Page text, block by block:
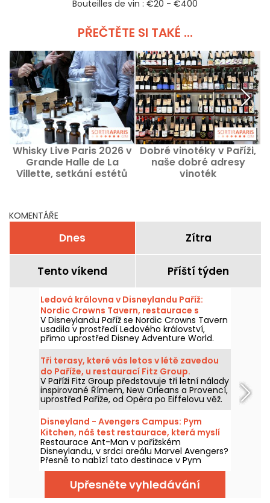
Bouteilles de vin : €20 - €400
PŘEČTĚTE SI TAKÉ ...
Whisky Live Paris 2026 v
Grande Halle de La
Villette, setkání estétů
Dobré vinotéky v Paříži,
naše dobré adresy
vinoték
KOMENTÁŘE
Dnes Zítra
Tento víkend Příští týden
Ledová královna v Disneylandu Paříž:
Nordic Crowns Tavern, restaurace s
autentickými severskými specialitami
V Disneylandu Paříž se Nordic Crowns Tavern
usadila v prostředí Ledového království,
přímo uprostřed Disney Adventure World.
Tento nový restaurant, laděný do
skandinávského stylu, nabízí návštěvníkům
pokračování zážitku z Arendelle
prostřednictvím atmosféry, dekorací a
speciální nabídky jídel připravené právě pro
tuto část parku. Vyzkoušeli jsme a máme
vám co povědět!
Tři terasy, které vás letos v létě zavedou
do Paříže, u restaurací Fitz Group.
V Paříži Fitz Group představuje tři letní nálady
inspirované Římem, New Orleans a Provencí,
uprostřed Paříže, od Opéra po Eiffelovu věž.
Každá adresa, díky své terase, nabízí zcela
samostatnou zastávku, aniž byste museli
opustit hlavní město.
Disneyland - Avengers Campus: Pym
Kitchen, náš test restaurace, která myslí
ve velkém i v malém
Restaurace Ant-Man v pařížském
Disneylandu, v srdci areálu Marvel Avengers?
Přesně to nabízí tato destinace v Pym
Kitchen, novém bufetu "all-you-can-eat" s
neúměrně velkými produkty v obřích nebo
miniaturních verzích. Je to zábavný a hravý
způsob, jak si vychutnat jídlo pro tuto
Upřesněte vyhledávání